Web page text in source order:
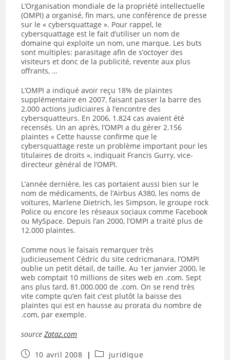
L’Organisation mondiale de la propriété intellectuelle
(OMPI) a organisé, fin mars, une conférence de presse
sur le « cybersquattage ». Pour rappel, le
cybersquattage est le fait d’utiliser un nom de
domaine qui exploite un nom, une marque. Les buts
sont multiples: parasitage afin de s’octoyer des
visiteurs et donc de la publicité, revente aux plus
offrants, …
L’OMPI a indiqué avoir reçu 18% de plaintes
supplémentaire en 2007, faisant passer la barre des
2.000 actions judiciaires à l’encontre des
cybersquatteurs. En 2006, 1.824 cas avaient été
recensés. Un an après, l’OMPI a du gérer 2.156
plaintes « Cette hausse confirme que le
cybersquattage reste un problème important pour les
titulaires de droits », indiquait Francis Gurry, vice-
directeur général de l’OMPI.
L’année dernière, les cas portaient aussi bien sur le
nom de médicaments, de l’Airbus A380, les noms de
voitures, Marlene Dietrich, les Simpson, le groupe rock
Police ou encore les réseaux sociaux comme Facebook
ou MySpace. Depuis l’an 2000, l’OMPI a traité plus de
12.000 plaintes.
Comme nous le faisais remarquer très
judicieusement Cédric du site cedricmanara, l’OMPI
oublie un petit détail, de taille. Au 1er janvier 2000, le
web comptait 10 millions de sites web en .com. Sept
ans plus tard, 81.000.000 de .com. On se rend très
vite compte qu’en fait c’est plutôt la baisse des
plaintes qui est en hausse au prorata du nombre de
.com, par exemple.
sourceZataz.com
Publication
10 avril 2008
Postjuridique